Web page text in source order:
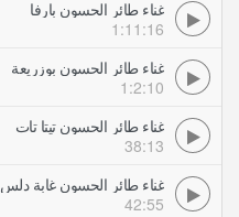
غناء طائر الحسون بارفا
1:11:16
غناء طائر الحسون بوزريعة
1:2:10
غناء طائر الحسون تيتا تات
38:13
غناء طائر الحسون غابة دلس
42:55